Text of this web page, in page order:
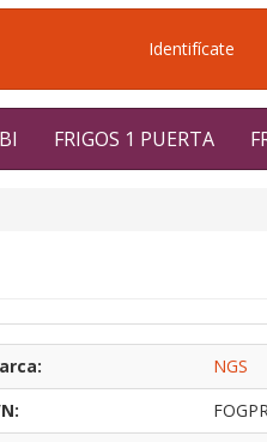
Identifícate
FRIGOS 1 PUERTA
NGS